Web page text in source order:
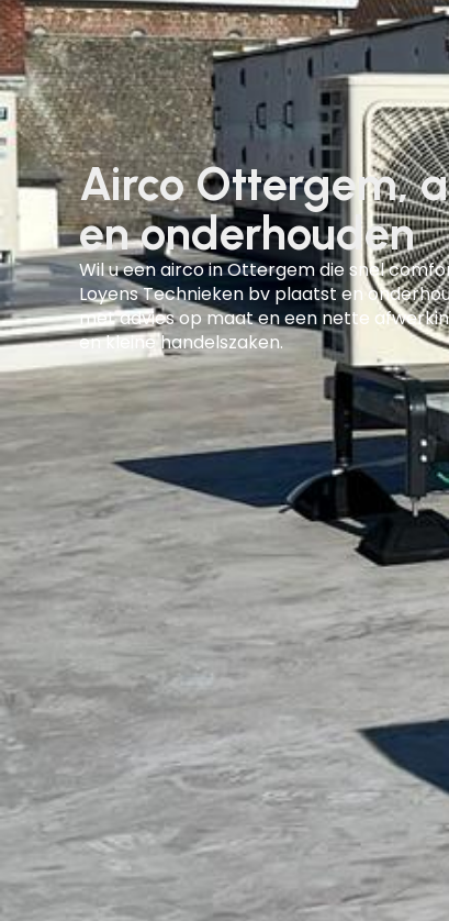
Airco Ottergem,
en onderhouden
Wil u eenairco in Ottergemdie snel
Loyens Technieken bv plaatst en
met advies op maat en een nette
en kleine handelszaken.